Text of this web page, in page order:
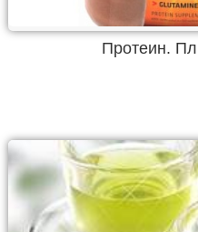
Протеин.